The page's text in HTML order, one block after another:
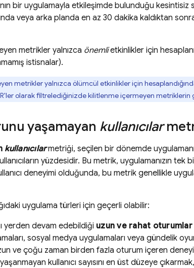
bir uygulamayla etkileşimde bulunduğu
veya arka planda en az 30 dakika kaldıktan
metrikler yalnızca önemlietkinlikler için
istisnalar).
metrikler yalnızca ölümcül etkinlikler için
olarak filtrelediğinizde kilitlenme içermeyen metriklerin
yaşamayan kullanıcılar
kullanıcılarmetriği, seçilen bir dönemde
yüzdesidir. Bu metrik, uygulamanızın tek
deneyimi olduğunda, bu metrik genellikle
uygulama türleri için geçerli olabilir:
yerden devam edebildiği uzun ve rahat oturumlar
sosyal medya uygulamaları veya gündelik
ve çoğu zaman birden fazla oturum içeren
kullanıcı sayısını en üst düzeye